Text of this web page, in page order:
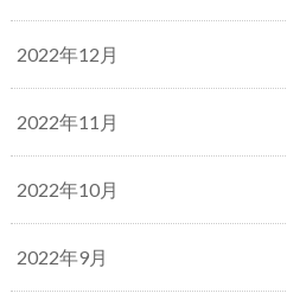
2022年12月
2022年11月
2022年10月
2022年9月